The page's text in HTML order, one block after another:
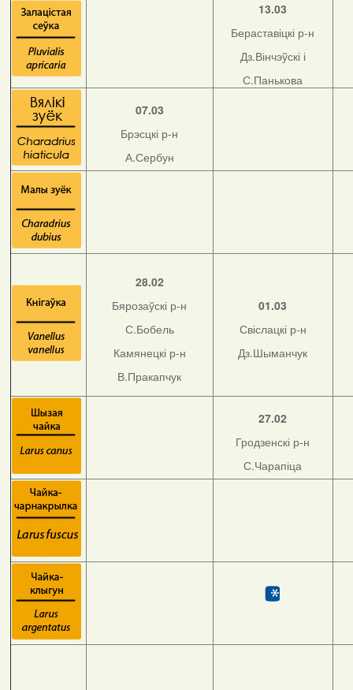
13.03
Бераставіцкі р-н
Дз.Вінчэўскі і
С.Панькова
07.03
Брэсцкі р-н
А.Сербун
28.02
Бярозаўскі р-н
С.Бобель
Камянецкі р-н
В.Пракапчук
01.03
Свіслацкі р-н
Дз.Шыманчук
27.02
Гродзенскі р-н
С.Чарапіца